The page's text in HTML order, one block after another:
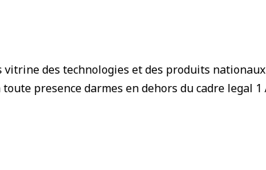
des technologies et des produits nationaux